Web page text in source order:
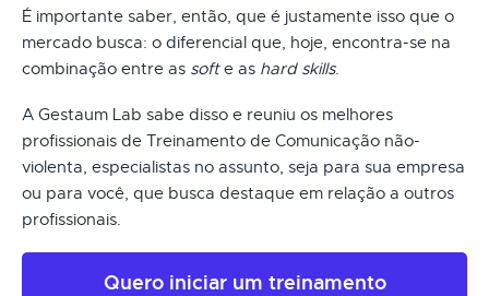
É importante saber, então, que é justamente isso que o
mercado busca: o diferencial que, hoje, encontra-se na
combinação entre as softe as hard skills.
A Gestaum Lab sabe disso e reuniu os melhores
profissionais de Treinamento de Comunicação não-
violenta, especialistas no assunto, seja para sua empresa
ou para você, que busca destaque em relação a outros
profissionais.
Quero iniciar um treinamento